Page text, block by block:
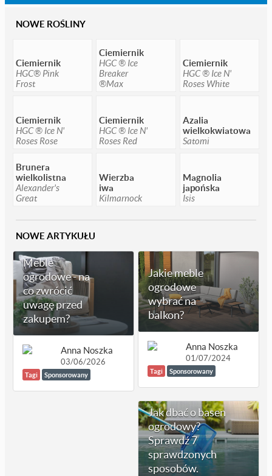
NOWE ROŚLINY
Ciemiernik
HGC® Pink
Frost
Ciemiernik
HGC ® Ice
Breaker
®Max
Ciemiernik
HGC ® Ice N'
Roses White
Ciemiernik
HGC ® Ice N'
Roses Rose
Ciemiernik
HGC ® Ice N'
Roses Red
Azalia
wielkokwiatowa
Satomi
Brunera
wielkolistna
Alexander's
Great
Wierzba
iwa
Kilmarnock
Magnolia
japońska
Isis
NOWE ARTYKUŁU
Meble
ogrodowe - na
co zwrócić
uwagę przed
zakupem?
Anna Noszka
03/06/2026
Tagi Sponsorowany
Jakie meble
ogrodowe
wybrać na
balkon?
Anna Noszka
01/07/2024
Tagi Sponsorowany
Jak dbać o basen
ogrodowy?
Sprawdź 7
sprawdzonych
sposobów.